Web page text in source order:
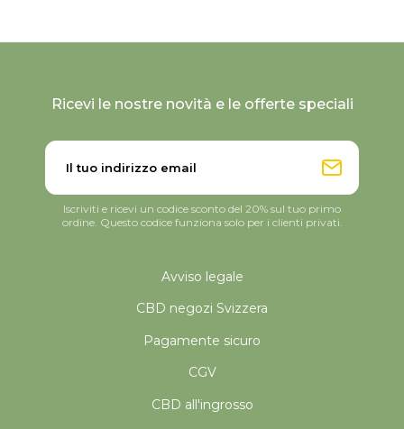
Avviso legale
CBD negozi Svizzera
Pagamente sicuro
CGV
CBD all'ingrosso
Ricevi le nostre novità e le offerte speciali
Iscriviti e ricevi un codice sconto del 20% sul tuo primo
ordine. Questo codice funziona solo per i clienti privati.